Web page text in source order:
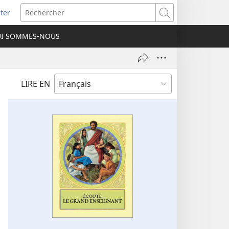
Rechercher
SOMMES-NOUS
LIRE EN